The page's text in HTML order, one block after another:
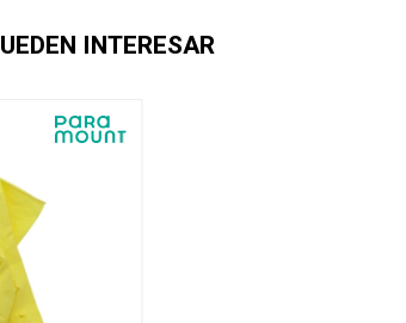
INTERESAR